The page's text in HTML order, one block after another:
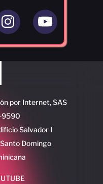
por Internet, SAS
9590
Salvador I
Domingo